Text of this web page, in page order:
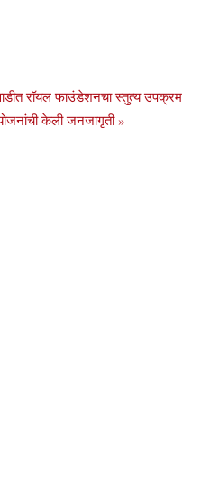
रॉयल फाउंडेशनचा स्तुत्य उपक्रम |
केली जनजागृती »